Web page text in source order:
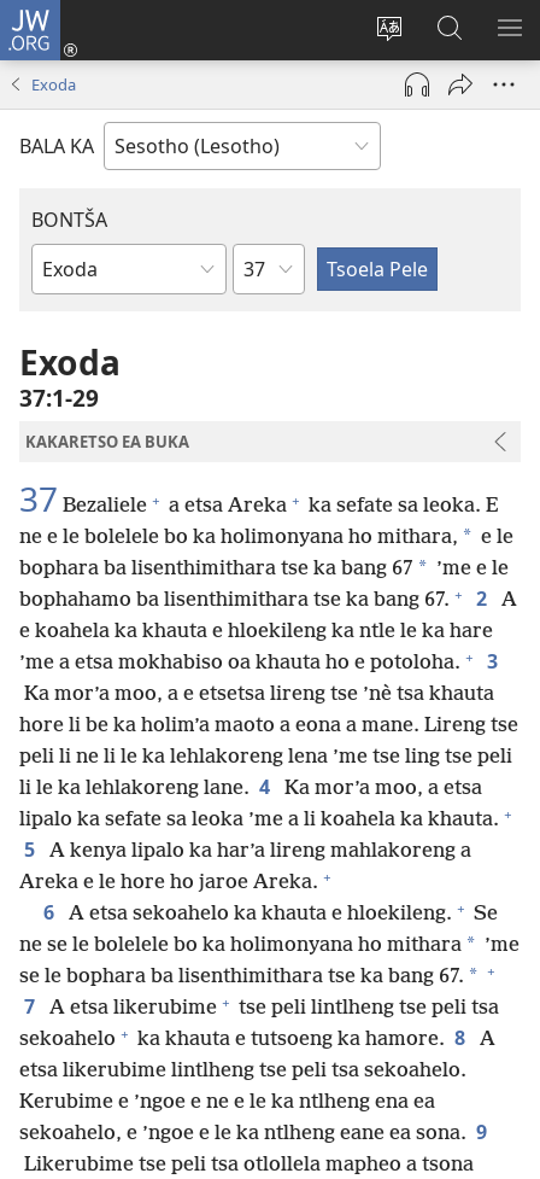
JW.ORG
Fetola
puo
Kena
(opens
window)
Batla
JW.ORG/
Exoda
BALA KA
BONTŠA
Buka
Bibele
KHaolo
Exoda
37:1-29
KAKARETSO EA BUKA
37 Bezaliele + a etsa Areka + ka sefate sa leoka. E
ne e le bolelele bo ka holimonyana ho mithara, * e le
bophara ba lisenthimithara tse ka bang 67 * ’me e le
bophahamo ba lisenthimithara tse ka bang 67. + 2
A
e koahela ka khauta e hloekileng ka ntle le ka hare
’me a etsa mokhabiso oa khauta ho e potoloha. + 3
Ka mor’a moo, a e etsetsa lireng tse ’nè tsa khauta
hore li be ka holim’a maoto a eona a mane. Lireng tse
peli li ne li le ka lehlakoreng lena ’me tse ling tse peli
li le ka lehlakoreng lane. 4
Ka mor’a moo, a etsa
lipalo ka sefate sa leoka ’me a li koahela ka khauta. +
5
A kenya lipalo ka har’a lireng mahlakoreng a
Areka e le hore ho jaroe Areka. +
6 A etsa sekoahelo ka khauta e hloekileng. + Se
ne se le bolelele bo ka holimonyana ho mithara * ’me
se le bophara ba lisenthimithara tse ka bang 67. * +
7 A etsa likerubime + tse peli lintlheng tse peli tsa
sekoahelo + ka khauta e tutsoeng ka hamore. 8
A
etsa likerubime lintlheng tse peli tsa sekoahelo.
Kerubime e ’ngoe e ne e le ka ntlheng ena ea
sekoahelo, e ’ngoe e le ka ntlheng eane ea sona. 9
Likerubime tse peli tsa otlollela mapheo a tsona